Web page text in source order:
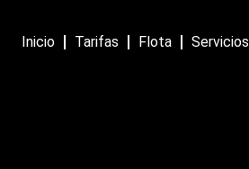
Inicio Tarifas Flota Servicios